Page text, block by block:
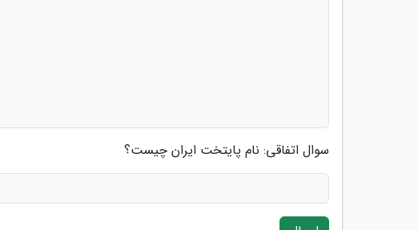
سوال اتفاقی: نام پایتخت ایران چیست؟